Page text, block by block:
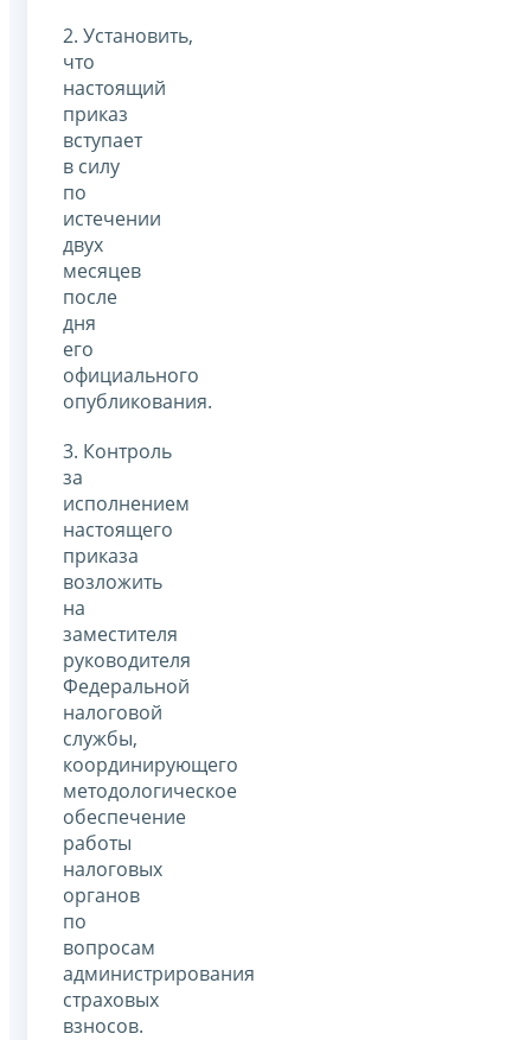
2. Установить,
что
настоящий
приказ
вступает
в силу
по
истечении
двух
месяцев
после
дня
его
официального
опубликования.
3. Контроль
за
исполнением
настоящего
приказа
возложить
на
заместителя
руководителя
Федеральной
налоговой
службы,
координирующего
методологическое
обеспечение
работы
налоговых
органов
по
вопросам
администрирования
страховых
взносов.